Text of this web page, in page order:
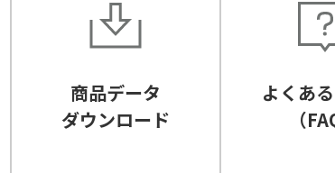
商品データ
ダウンロード
よくあ
（